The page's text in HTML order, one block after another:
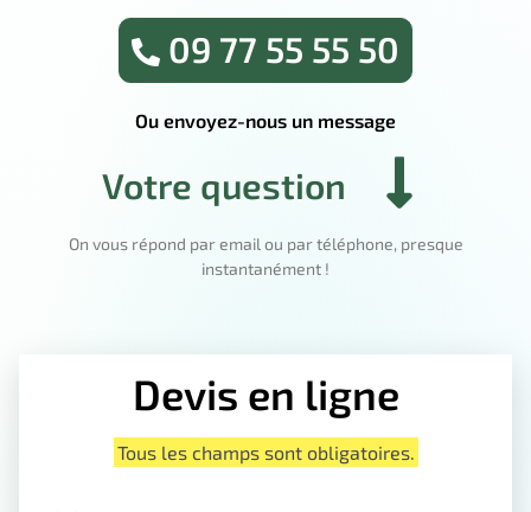
09 77 55 55 50
Ou envoyez-nous un message
Votre question
On vous répond par email ou par téléphone, presque
instantanément !
Devis en ligne
Tous les champs sont obligatoires.